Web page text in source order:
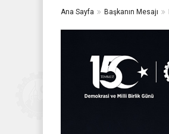
Ana Sayfa Başkanın Mesajı